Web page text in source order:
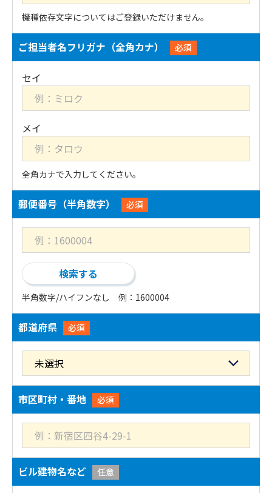
機種依存文字についてはご登録いただけません。
ご担当者名フリガナ（全角カナ） 必須
全角カナで入力してください。
郵便番号（半角数字） 必須
半角数字/ハイフンなし 例：1600004
都道府県 必須
市区町村・番地 必須
ビル建物名など 任意